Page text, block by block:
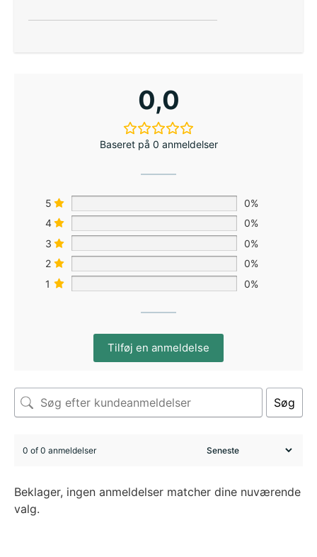
0,0
Baseret på 0 anmeldelser
5
0%
4
0%
3
0%
2
0%
1
0%
Tilføj en anmeldelse
Søg
0 of 0 anmeldelser
Beklager, ingen anmeldelser matcher dine nuværende
valg.